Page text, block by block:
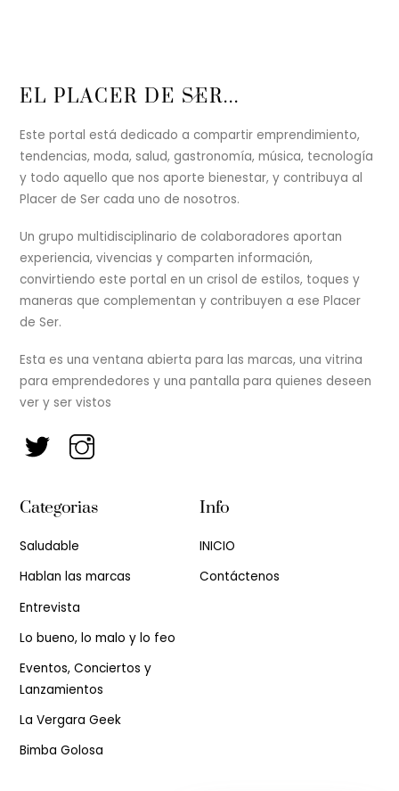
Back
Top
EL PLACER DE SER...
Este portal está dedicado a compartir emprendimiento,
tendencias, moda, salud, gastronomía, música, tecnología
y todo aquello que nos aporte bienestar, y contribuya al
Placer de Ser cada uno de nosotros.
Un grupo multidisciplinario de colaboradores aportan
experiencia, vivencias y comparten información,
convirtiendo este portal en un crisol de estilos, toques y
maneras que complementan y contribuyen a ese Placer
de Ser.
Esta es una ventana abierta para las marcas, una vitrina
para emprendedores y una pantalla para quienes deseen
ver y ser vistos
Categorias
Saludable
Hablan las marcas
Entrevista
Lo bueno, lo malo y lo feo
Eventos, Conciertos y
Lanzamientos
La Vergara Geek
Bimba Golosa
Info
INICIO
Contáctenos